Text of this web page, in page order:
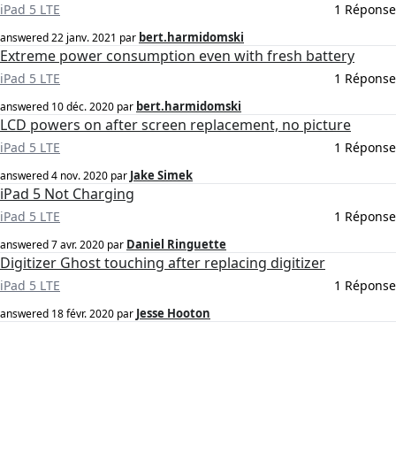
iPad 5 LTE 1 Réponse
answered22 janv. 2021 par bert.harmidomski
Extreme power consumption even with fresh battery
iPad 5 LTE 1 Réponse
answered 10 déc. 2020 par bert.harmidomski
LCD powers on after screen replacement, no picture
iPad 5 LTE 1 Réponse
answered4 nov. 2020 par Jake Simek
iPad 5 Not Charging
iPad 5 LTE 1 Réponse
answered7 avr. 2020 par Daniel Ringuette
Digitizer Ghost touching after replacing digitizer
iPad 5 LTE 1 Réponse
answered 18 févr. 2020 par Jesse Hooton